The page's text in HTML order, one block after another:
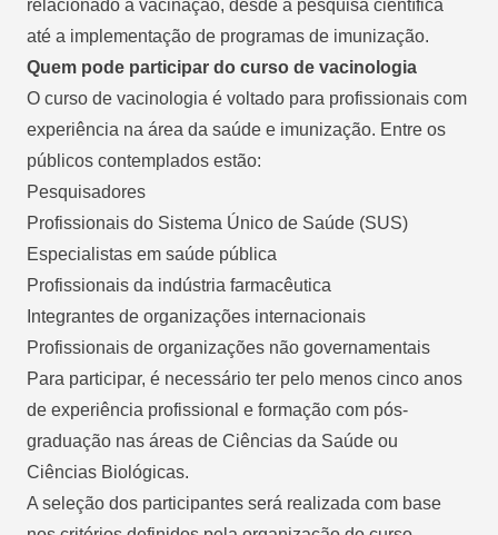
relacionado à vacinação, desde a pesquisa científica
até a implementação de programas de imunização.
Quem pode participar do curso de vacinologia
O curso de vacinologia é voltado para profissionais com
experiência na área da saúde e imunização. Entre os
públicos contemplados estão:
Pesquisadores
Profissionais do Sistema Único de Saúde (SUS)
Especialistas em saúde pública
Profissionais da indústria farmacêutica
Integrantes de organizações internacionais
Profissionais de organizações não governamentais
Para participar, é necessário ter pelo menos cinco anos
de experiência profissional e formação com pós-
graduação nas áreas de Ciências da Saúde ou
Ciências Biológicas.
A seleção dos participantes será realizada com base